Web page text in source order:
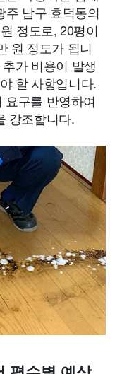
주 남구 효덕동의
정도로, 20평이
원 정도가 됩니
가 비용이 발생
할 사항입니다.
요구를 반영하여
강조합니다.